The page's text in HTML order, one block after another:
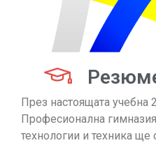
През настоящата учебна
Професионална
технологии и техника